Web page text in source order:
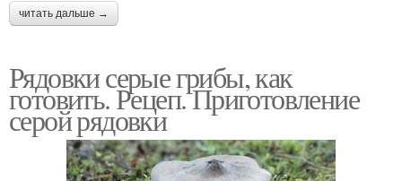
читать дальше →
Рядовки серые грибы, как
готовить. Рецеп. Приготовление
серой рядовки